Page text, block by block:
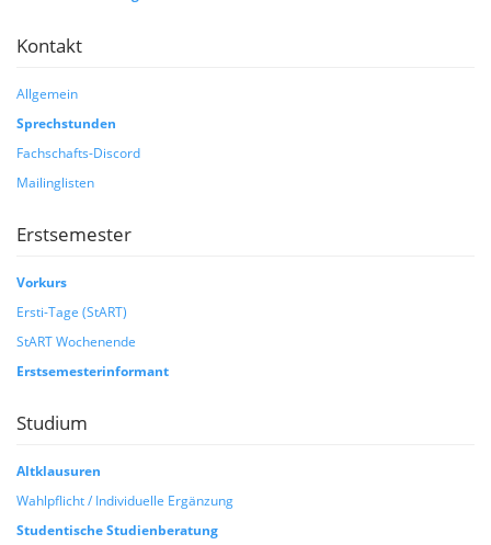
Kontakt
Allgemein
Sprechstunden
Fachschafts-Discord
Mailinglisten
Erstsemester
Vorkurs
Ersti-Tage (StART)
StART Wochenende
Erstsemesterinformant
Studium
Altklausuren
Wahlpflicht / Individuelle Ergänzung
Studentische Studienberatung